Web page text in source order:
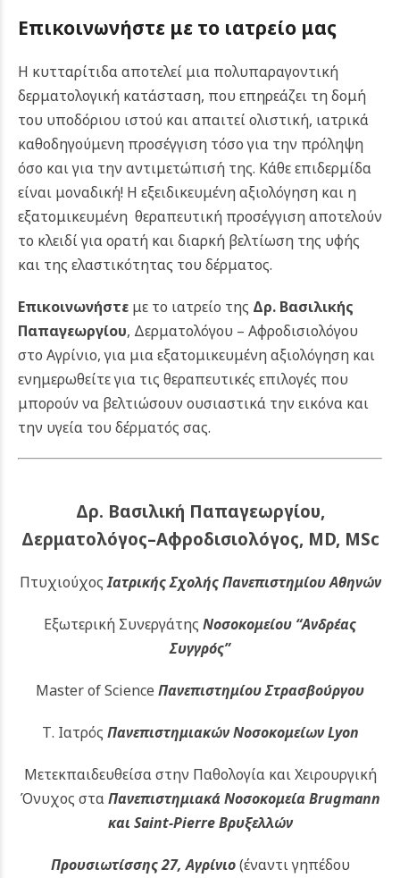
Επικοινωνήστε με το ιατρείο μας
Η κυτταρίτιδα αποτελεί μια πολυπαραγοντική
δερματολογική κατάσταση, που επηρεάζει τη δομή
του υποδόριου ιστού και απαιτεί ολιστική, ιατρικά
καθοδηγούμενη προσέγγιση τόσο για την πρόληψη
όσο και για την αντιμετώπισή της. Κάθε επιδερμίδα
είναι μοναδική! Η εξειδικευμένη αξιολόγηση και η
εξατομικευμένη θεραπευτική προσέγγιση αποτελούν
το κλειδί για ορατή και διαρκή βελτίωση της υφής
και της ελαστικότητας του δέρματος.
Επικοινωνήστε με το ιατρείο της Δρ. Βασιλικής
Παπαγεωργίου, Δερματολόγου – Αφροδισιολόγου
στο Αγρίνιο, για μια εξατομικευμένη αξιολόγηση και
ενημερωθείτε για τις θεραπευτικές επιλογές που
μπορούν να βελτιώσουν ουσιαστικά την εικόνα και
την υγεία του δέρματός σας.
Δρ. Βασιλική Παπαγεωργίου,
Δερματολόγος–Αφροδισιολόγος, MD, MSc
ΠτυχιούχοςΙατρικής Σχολής Πανεπιστημίου Αθηνών
Εξωτερική Συνεργάτης Νοσοκομείου “Ανδρέας
Συγγρός”
Master of Science Πανεπιστημίου Στρασβούργου
Τ. Ιατρός Πανεπιστημιακών Νοσοκομείων Lyon
Μετεκπαιδευθείσα στην Παθολογία και Χειρουργική
Όνυχος σταΠανεπιστημιακά Νοσοκομεία Brugmann
και Saint-Pierre Βρυξελλών
Προυσιωτίσσης 27, Αγρίνιο(έναντι γηπέδου